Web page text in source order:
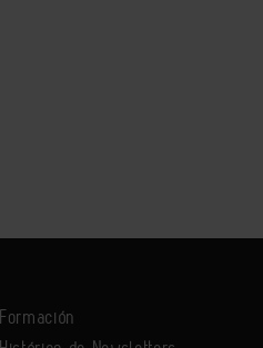
Formación